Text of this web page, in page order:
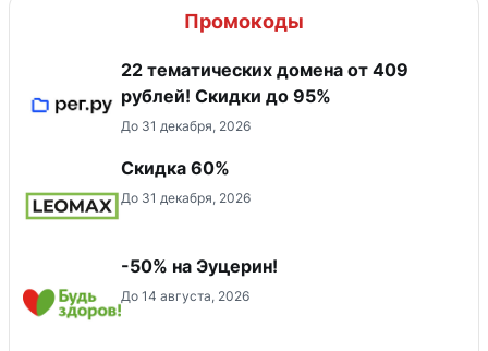
Промокоды
22 тематических домена от 409
рублей! Скидки до 95%
До 31 декабря, 2026
Скидка 60%
До 31 декабря, 2026
-50% на Эуцерин!
До 14 августа, 2026